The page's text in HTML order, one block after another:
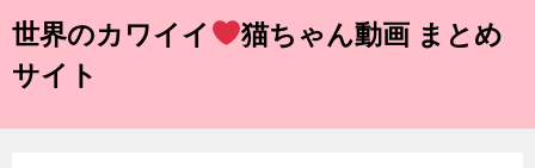
世界のカワイイ
猫ちゃん動画 まとめ
サイト